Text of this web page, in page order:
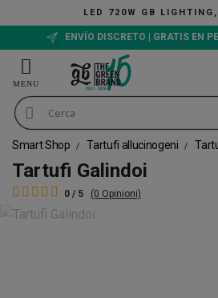
LED 720W GB
ENVÍO DISCRETO | GRATIS EN
Smart Shop Tartufi allucinogeni
Tartufi Galindoi
0 / 5 (0 Opinioni)